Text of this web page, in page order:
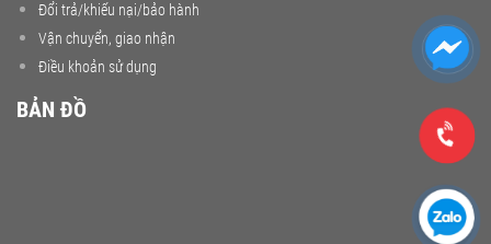
Đổi trả/khiếu nại/bảo hành
Vận chuyển, giao nhận
Điều khoản sử dụng
BẢN ĐỒ